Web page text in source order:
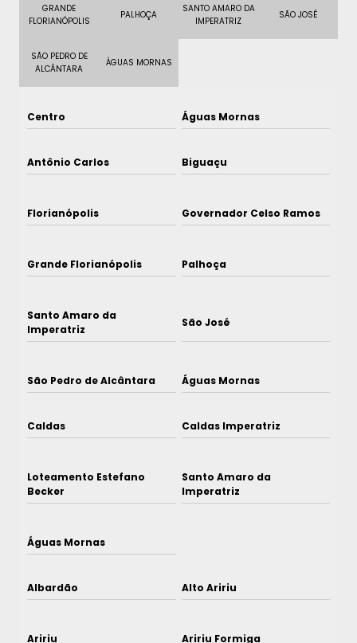
GRANDE
FLORIANÓPOLIS
PALHOÇA
SANTO AMARO DA
IMPERATRIZ
SÃO JOSÉ
SÃO PEDRO DE
ALCÂNTARA
ÁGUAS MORNAS
Centro Águas Mornas
Antônio Carlos Biguaçu
Florianópolis Governador Celso Ramos
Grande Florianópolis Palhoça
Santo Amaro da
Imperatriz
São José
São Pedro de Alcântara Águas Mornas
Caldas Caldas Imperatriz
Loteamento Estefano
Becker
Santo Amaro da
Imperatriz
Águas Mornas
Albardão Alto Aririu
Aririu Aririu Formiga